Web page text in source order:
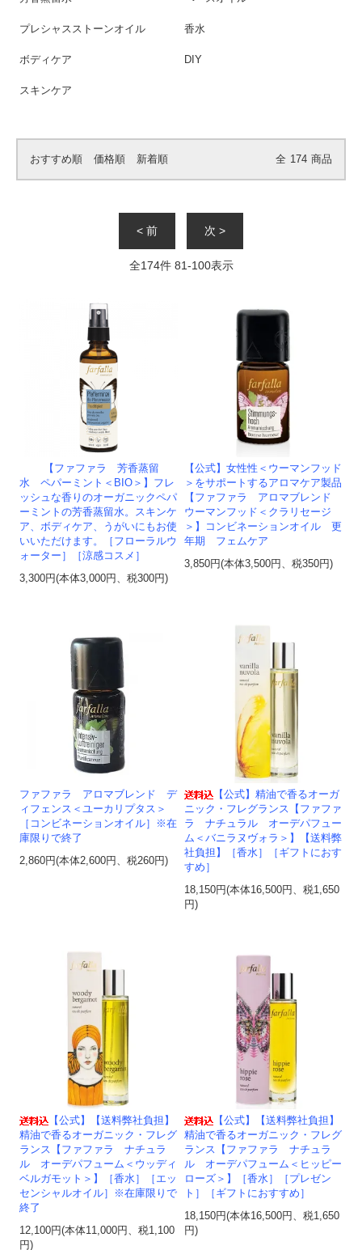
プレシャスストーンオイル 香水
ボディケア DIY
スキンケア
おすすめ順 価格順 新着順 全 174 商品
< 前 次 >
全174件 81-100表示
【ファファラ 芳香蒸留
水 ペパーミント＜BIO＞】フレ
ッシュな香りのオーガニックペパ
ーミントの芳香蒸留水。スキンケ
ア、ボディケア、うがいにもお使
いいただけます。［フローラルウ
ォーター］［涼感コスメ］
3,300円(本体3,000円、税300円)
【公式】女性性＜ウーマンフッド
＞をサポートするアロマケア製品
【ファファラ アロマブレンド
ウーマンフッド＜クラリセージ
＞】コンビネーションオイル 更
年期 フェムケア
3,850円(本体3,500円、税350円)
ファファラ アロマブレンド デ
ィフェンス＜ユーカリプタス＞
［コンビネーションオイル］※在
庫限りで終了
2,860円(本体2,600円、税260円)
【公式】精油で香るオーガ
ニック・フレグランス【ファファ
ラ ナチュラル オーデパフュー
ム＜バニラヌヴォラ＞】【送料弊
社負担】［香水］［ギフトにおす
すめ］
18,150円(本体16,500円、税1,650
円)
【公式】【送料弊社負担】
精油で香るオーガニック・フレグ
ランス【ファファラ ナチュラ
ル オーデパフューム＜ウッディ
ベルガモット＞】［香水］［エッ
センシャルオイル］※在庫限りで
終了
12,100円(本体11,000円、税1,100
円)
【公式】【送料弊社負担】
精油で香るオーガニック・フレグ
ランス【ファファラ ナチュラ
ル オーデパフューム＜ヒッピー
ローズ＞】［香水］［プレゼン
ト］［ギフトにおすすめ］
18,150円(本体16,500円、税1,650
円)